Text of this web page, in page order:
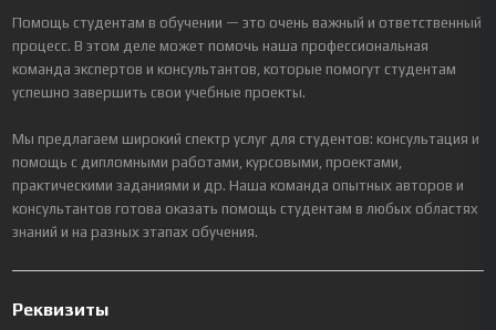
Помощь студентам в обучении — это очень важный и ответственный
процесс. В этом деле может помочь наша профессиональная
команда экспертов и консультантов, которые помогут студентам
успешно завершить свои учебные проекты.
Мы предлагаем широкий спектр услуг для студентов: консультация и
помощь с дипломными работами, курсовыми, проектами,
практическими заданиями и др. Наша команда опытных авторов и
консультантов готова оказать помощь студентам в любых областях
знаний и на разных этапах обучения.
Реквизиты